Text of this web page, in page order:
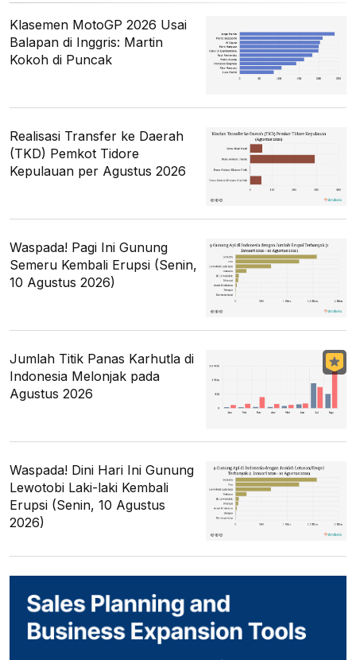
Klasemen MotoGP 2026 Usai
Balapan di Inggris: Martin
Kokoh di Puncak
Realisasi Transfer ke Daerah
(TKD) Pemkot Tidore
Kepulauan per Agustus 2026
Waspada! Pagi Ini Gunung
Semeru Kembali Erupsi (Senin,
10 Agustus 2026)
Jumlah Titik Panas Karhutla di
Indonesia Melonjak pada
Agustus 2026
Waspada! Dini Hari Ini Gunung
Lewotobi Laki-laki Kembali
Erupsi (Senin, 10 Agustus
2026)